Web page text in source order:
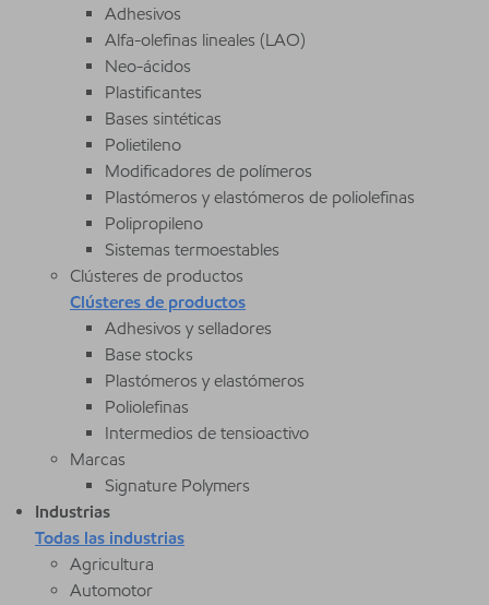
Adhesivos
Alfa-olefinas lineales (LAO)
Neo-ácidos
Plastificantes
Bases sintéticas
Polietileno
Modificadores de polímeros
Plastómeros y elastómeros de poliolefinas
Polipropileno
Sistemas termoestables
Clústeres de productos
Clústeres de productos
Adhesivos y selladores
Base stocks
Plastómeros y elastómeros
Poliolefinas
Intermedios de tensioactivo
Marcas
Signature Polymers
Industrias
Todas las industrias
Agricultura
Automotor